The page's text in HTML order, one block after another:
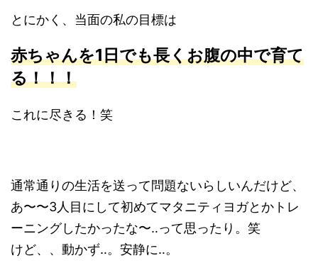
とにかく、当面の私の目標は
赤ちゃんを1日でも長くお腹の中で育て
る！！！
これに尽きる！笑
通常通りの生活を送って問題ないらしいんだけど、
あ〜〜3人目にして初めてマタニティヨガとかトレ
ーニングしたかったな〜‥って思ったり。笑
けど、、動かず‥。安静に‥。